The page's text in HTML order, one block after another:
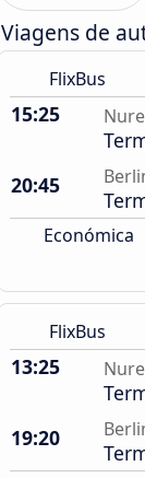
Viagens de
FlixBus
15:25
20:45
Económica
FlixBus
13:25
19:20